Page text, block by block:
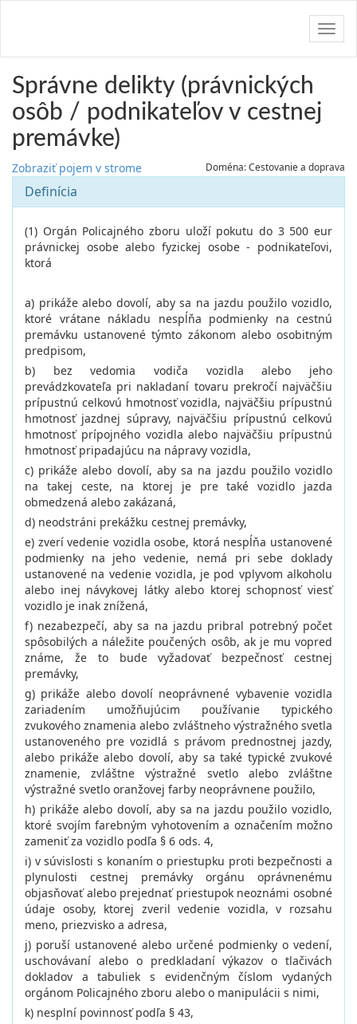
Správne delikty (právnických
osôb / podnikateľov v cestnej
premávke)
Zobraziť pojem v strome Doména: Cestovanie a doprava
Definícia
(1) Orgán Policajného zboru uloží pokutu do 3 500 eur
právnickej osobe alebo fyzickej osobe - podnikateľovi,
ktorá
a) prikáže alebo dovolí, aby sa na jazdu použilo vozidlo,
ktoré vrátane nákladu nespĺňa podmienky na cestnú
premávku ustanovené týmto zákonom alebo osobitným
predpisom,
b) bez vedomia vodiča vozidla alebo jeho
prevádzkovateľa pri nakladaní tovaru prekročí najväčšiu
prípustnú celkovú hmotnosť vozidla, najväčšiu prípustnú
hmotnosť jazdnej súpravy, najväčšiu prípustnú celkovú
hmotnosť prípojného vozidla alebo najväčšiu prípustnú
hmotnosť pripadajúcu na nápravy vozidla,
c) prikáže alebo dovolí, aby sa na jazdu použilo vozidlo
na takej ceste, na ktorej je pre také vozidlo jazda
obmedzená alebo zakázaná,
d) neodstráni prekážku cestnej premávky,
e) zverí vedenie vozidla osobe, ktorá nespĺňa ustanovené
podmienky na jeho vedenie, nemá pri sebe doklady
ustanovené na vedenie vozidla, je pod vplyvom alkoholu
alebo inej návykovej látky alebo ktorej schopnosť viesť
vozidlo je inak znížená,
f) nezabezpečí, aby sa na jazdu pribral potrebný počet
spôsobilých a náležite poučených osôb, ak je mu vopred
známe, že to bude vyžadovať bezpečnosť cestnej
premávky,
g) prikáže alebo dovolí neoprávnené vybavenie vozidla
zariadením umožňujúcim používanie typického
zvukového znamenia alebo zvláštneho výstražného svetla
ustanoveného pre vozidlá s právom prednostnej jazdy,
alebo prikáže alebo dovolí, aby sa také typické zvukové
znamenie, zvláštne výstražné svetlo alebo zvláštne
výstražné svetlo oranžovej farby neoprávnene použilo,
h) prikáže alebo dovolí, aby sa na jazdu použilo vozidlo,
ktoré svojím farebným vyhotovením a označením možno
zameniť za vozidlo podľa § 6 ods. 4,
i) v súvislosti s konaním o priestupku proti bezpečnosti a
plynulosti cestnej premávky orgánu oprávnenému
objasňovať alebo prejednať priestupok neoznámi osobné
údaje osoby, ktorej zveril vedenie vozidla, v rozsahu
meno, priezvisko a adresa,
j) poruší ustanovené alebo určené podmienky o vedení,
uschovávaní alebo o predkladaní výkazov o tlačivách
dokladov a tabuliek s evidenčným číslom vydaných
orgánom Policajného zboru alebo o manipulácii s nimi,
k) nesplní povinnosť podľa § 43,